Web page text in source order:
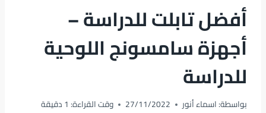
أفضل تابلت للدراسة –
أجهزة سامسونج اللوحية
للدراسة
بواسطة:اسماء أنور 27/11/2022 وقت القراءة: 1دقيقة